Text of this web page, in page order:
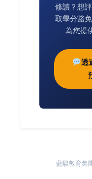
修讀？想
取學分豁
為您提
透
藍駿教育集